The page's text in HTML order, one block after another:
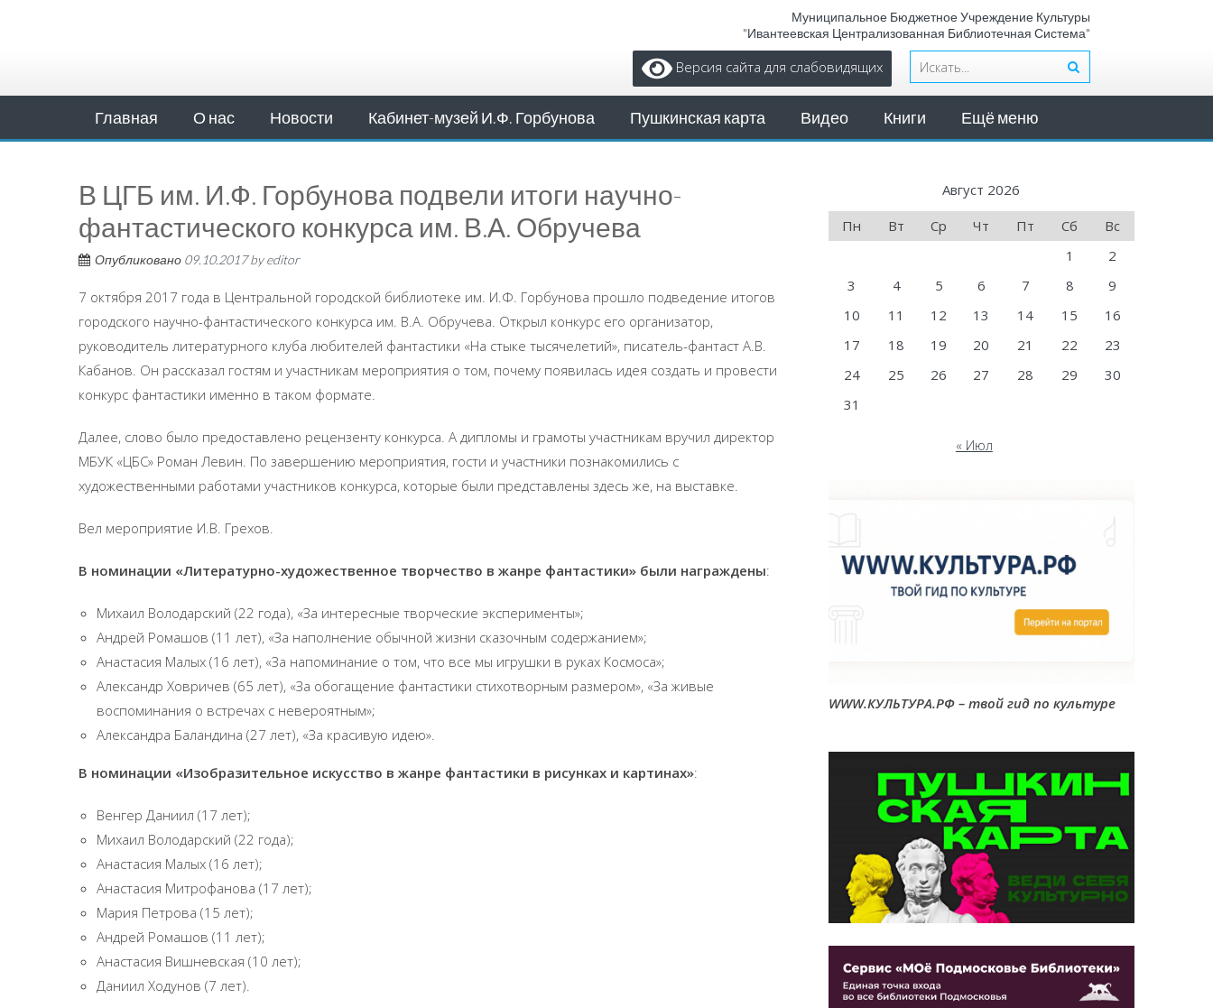
Муниципальное Бюджетное Учреждение Культуры
"Ивантеевская Централизованная Библиотечная Система"
Версия сайта для слабовидящих
Главная О нас Новости Кабинет-музей И.Ф. Горбунова Пушкинская карта Видео Книги Ещё меню
В ЦГБ им. И.Ф. Горбунова подвели итоги научно-
фантастического конкурса им. В.А. Обручева
Опубликовано 09.10.2017byeditor
7 октября 2017 года в Центральной городской библиотеке им. И.Ф. Горбунова прошло подведение итогов
городского научно-фантастического конкурса им. В.А. Обручева. Открыл конкурс его организатор,
руководитель литературного клуба любителей фантастики «На стыке тысячелетий», писатель-фантаст А.В.
Кабанов. Он рассказал гостям и участникам мероприятия о том, почему появилась идея создать и провести
конкурс фантастики именно в таком формате.
Далее, слово было предоставлено рецензенту конкурса. А дипломы и грамоты участникам вручил директор
МБУК «ЦБС» Роман Левин. По завершению мероприятия, гости и участники познакомились с
художественными работами участников конкурса, которые были представлены здесь же, на выставке.
Вел мероприятие И.В. Грехов.
В номинации «Литературно-художественное творчество в жанре фантастики» были награждены:
Михаил Володарский (22 года), «За интересные творческие эксперименты»;
Андрей Ромашов (11 лет), «За наполнение обычной жизни сказочным содержанием»;
Анастасия Малых (16 лет), «За напоминание о том, что все мы игрушки в руках Космоса»;
Александр Ховричев (65 лет), «За обогащение фантастики стихотворным размером», «За живые
воспоминания о встречах с невероятным»;
Александра Баландина (27 лет), «За красивую идею».
В номинации «Изобразительное искусство в жанре фантастики в рисунках и картинах»:
Венгер Даниил (17 лет);
Михаил Володарский (22 года);
Анастасия Малых (16 лет);
Анастасия Митрофанова (17 лет);
Мария Петрова (15 лет);
Андрей Ромашов (11 лет);
Анастасия Вишневская (10 лет);
Даниил Ходунов (7 лет).
Август 2026
Пн
Вт Ср Чт Пт Сб
Вс
1
2
3
4 5 6 7 8
9
10
11 12 13 14 15
16
17
18 19 20 21 22
23
24
25 26 27 28 29
30
31
« Июл
WWW.КУЛЬТУРА.РФ – твой гид по культуре